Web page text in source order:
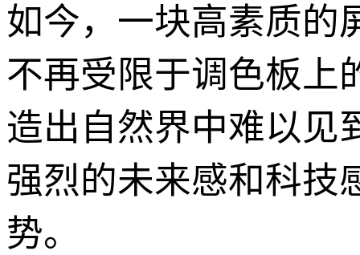
如今，一块高素质的
不再受限于调色板上
造出自然界中难以见
强烈的未来感和科技
势。